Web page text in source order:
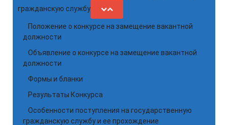
гражданскую службу
Положение о конкурсе на замещение вакантной
должности
Объявление о конкурсе на замещение вакантной
должности
Формы и бланки
Результаты Конкурса
Особенности поступления на государственную
гражданскую службу и ее прохождение